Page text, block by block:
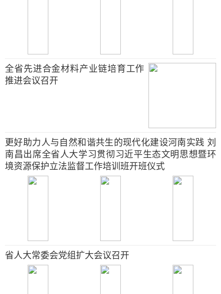
全省先进合金材料产业链培育工作
推进会议召开
更好助力人与自然和谐共生的现代化建设河南实践 刘
南昌出席全省人大学习贯彻习近平生态文明思想暨环
境资源保护立法监督工作培训班开班仪式
省人大常委会党组扩大会议召开